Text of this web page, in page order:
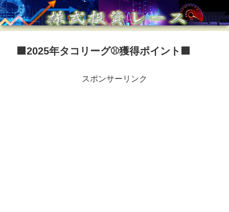
🟪2025年タコリーグ⚾️獲得ポイント🟪
スポンサーリンク